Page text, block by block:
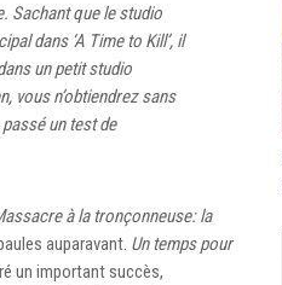
Sachant que le studio
dans ‘A Time to Kill’, il
un petit studio
vous n’obtiendrez sans
un test de
à la tronçonneuse: la
auparavant. Un temps pour
un important succès,